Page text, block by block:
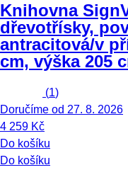
Knihovna Sign
dřevotřísky,
antracitová/v
cm, výška 205
(1)
Doručíme od 27. 8. 2026
4 259 Kč
Do košíku
Do košíku